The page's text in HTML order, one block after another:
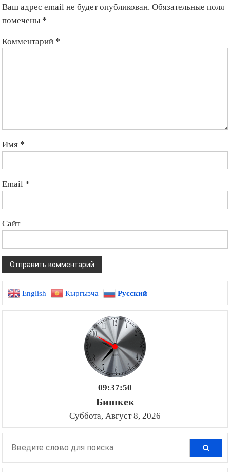
Ваш адрес email не будет опубликован. Обязательные поля
помечены *
Комментарий *
Имя *
Email *
Сайт
English Кыргызча Русский
09:37:52
Бишкек
Суббота, Август 8, 2026